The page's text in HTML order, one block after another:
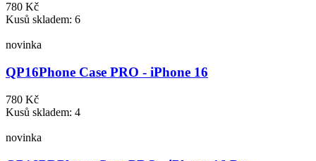
780 Kč
Kusů skladem: 6
novinka
QP16Phone Case PRO - iPhone 16
780 Kč
Kusů skladem: 4
novinka